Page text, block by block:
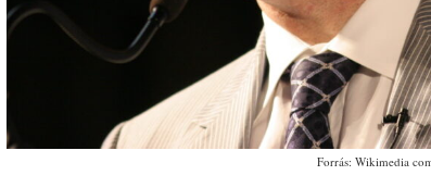
Forrás: Wikimedia